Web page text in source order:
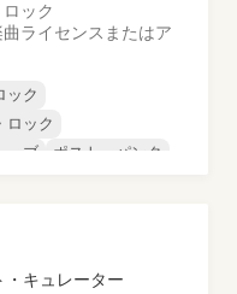
ック
ライセンスまたはア
ック
ロック
ーブ
ポスト・パンク
・キュレーター